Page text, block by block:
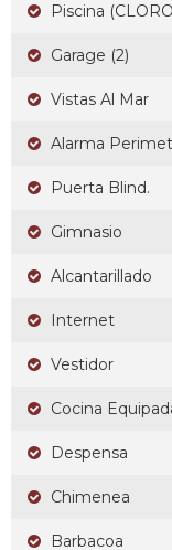
Piscina
Garage (2)
Vistas Al Mar
Alarma
Puerta Blind.
Gimnasio
Alcantarillado
Internet
Vestidor
Cocina
Despensa
Chimenea
Barbacoa